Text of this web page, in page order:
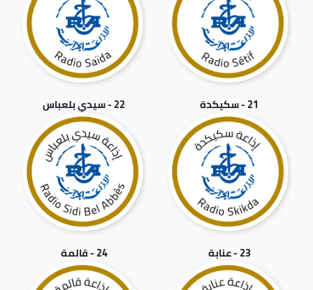
21 - سكيكدة 22 - سيدي بلعباس
23 - عنابة 24 - قالمة